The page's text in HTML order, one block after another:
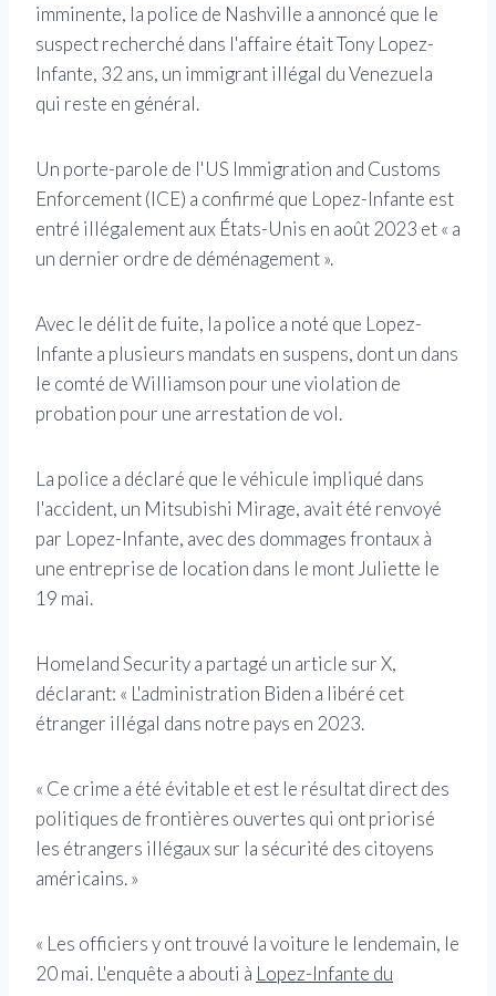
imminente, la police de Nashville a annoncé que le
suspect recherché dans l'affaire était Tony Lopez-
Infante, 32 ans, un immigrant illégal du Venezuela
qui reste en général.
Un porte-parole de l'US Immigration and Customs
Enforcement (ICE) a confirmé que Lopez-Infante est
entré illégalement aux États-Unis en août 2023 et « a
un dernier ordre de déménagement ».
Avec le délit de fuite, la police a noté que Lopez-
Infante a plusieurs mandats en suspens, dont un dans
le comté de Williamson pour une violation de
probation pour une arrestation de vol.
La police a déclaré que le véhicule impliqué dans
l'accident, un Mitsubishi Mirage, avait été renvoyé
par Lopez-Infante, avec des dommages frontaux à
une entreprise de location dans le mont Juliette le
19 mai.
Homeland Security a partagé un article sur X,
déclarant: « L'administration Biden a libéré cet
étranger illégal dans notre pays en 2023.
« Ce crime a été évitable et est le résultat direct des
politiques de frontières ouvertes qui ont priorisé
les étrangers illégaux sur la sécurité des citoyens
américains. »
« Les officiers y ont trouvé la voiture le lendemain, le
20 mai. L'enquête a abouti à Lopez-Infante du